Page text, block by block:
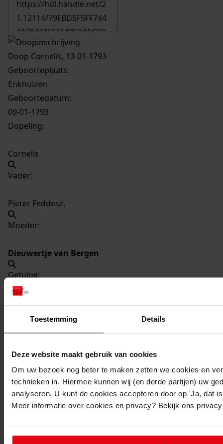
Toestemming Details
Deze website maakt gebruik van cookies
Om uw bezoek nog beter te maken zetten we cookies en
technieken in. Hiermee kunnen wij (en derde partijen) uw
analyseren. U kunt de cookies accepteren door op 'Ja, dat
Meer informatie over cookies en privacy? Bekijk ons
Doop Cornelis, 13-01-1793
Geboorteplaats:
Enkhuizen
Geboortedatum:
09-01-1793
Dopeling:
Cornelis
Vader:
Pieter Feddesz.
Moeder:
Dieuwertje van Bergen
Getuige:
Maritje Sipkes
Kerkelijke gezindte:
Toegangsnummer:
1702-09 Doop-, trouw- en begraafboeken Enkhuizen,
1581-1910
Inventarisnummer :
12
2.